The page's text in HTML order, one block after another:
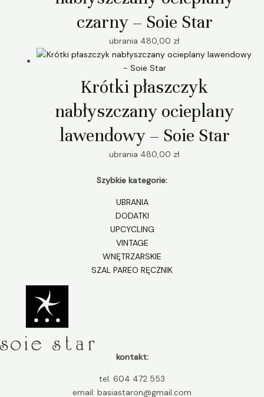
czarny – Soie Star
ubrania 480,00 zł
Krótki płaszczyk
nabłyszczany ocieplany
lawendowy – Soie Star
ubrania 480,00 zł
Szybkie kategorie:
UBRANIA
DODATKI
UPCYCLING
VINTAGE
WNĘTRZARSKIE
SZAL PAREO RĘCZNIK
kontakt:
tel. 604 472 553
email: basiastaron@gmail.com